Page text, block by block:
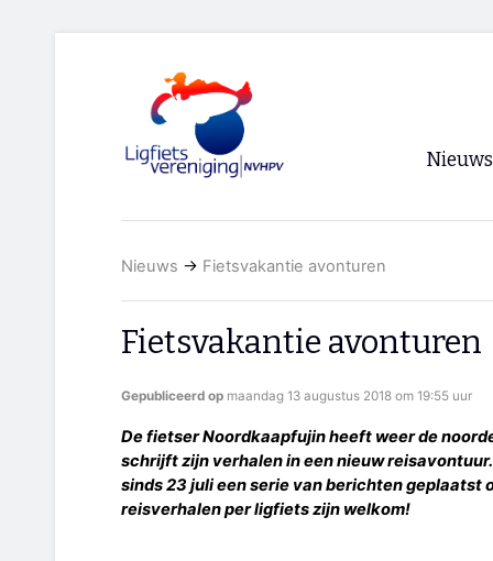
Nieuws
Nieuws → Fietsvakantie avonturen
Fietsvakantie avonturen
Gepubliceerd op maandag 13 augustus 2018 om 19:55 uur
De fietser Noordkaapfujin heeft weer de
schrijft zijn verhalen in een nieuw
sinds 23 juli een serie van berichten geplaatst
reisverhalen per ligfiets zijn welkom!